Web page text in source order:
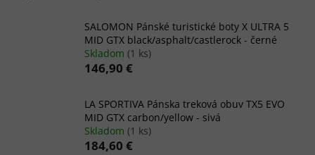
SALOMON Pánské turistické boty X ULTRA 5
MID GTX black/asphalt/castlerock - černé
Skladom (1 ks)
146,90 €
LA SPORTIVA Pánska treková obuv TX5 EVO
MID GTX carbon/yellow - sivá
Skladom (1 ks)
184,60 €